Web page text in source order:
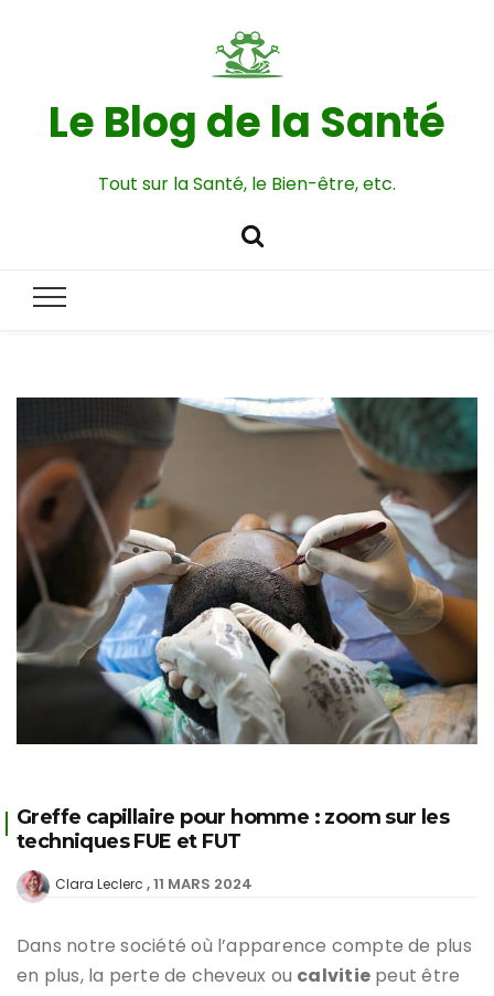
Le Blog de la Santé
Tout sur la Santé, le Bien-être, etc.
Greffe capillaire pour homme : zoom sur les
techniques FUE et FUT
Clara Leclerc 11 MARS 2024
Dans notre société où l’apparence compte de plus
en plus, la perte de cheveux ou calvitie peut être